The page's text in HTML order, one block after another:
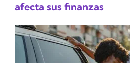
afecta sus finanzas